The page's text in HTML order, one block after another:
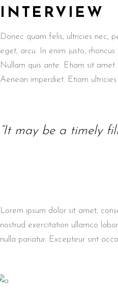
INTERVIEW
Donec quam felis, ultricies nec,
eget, arcu. In enim justo,
Nullam quis ante. Etiam sit amet
Aenean imperdiet. Etiam
“It may be a timely
Lorem ipsum dolor sit amet,
nostrud exercitation ullamco
nulla pariatur. Excepteur sint